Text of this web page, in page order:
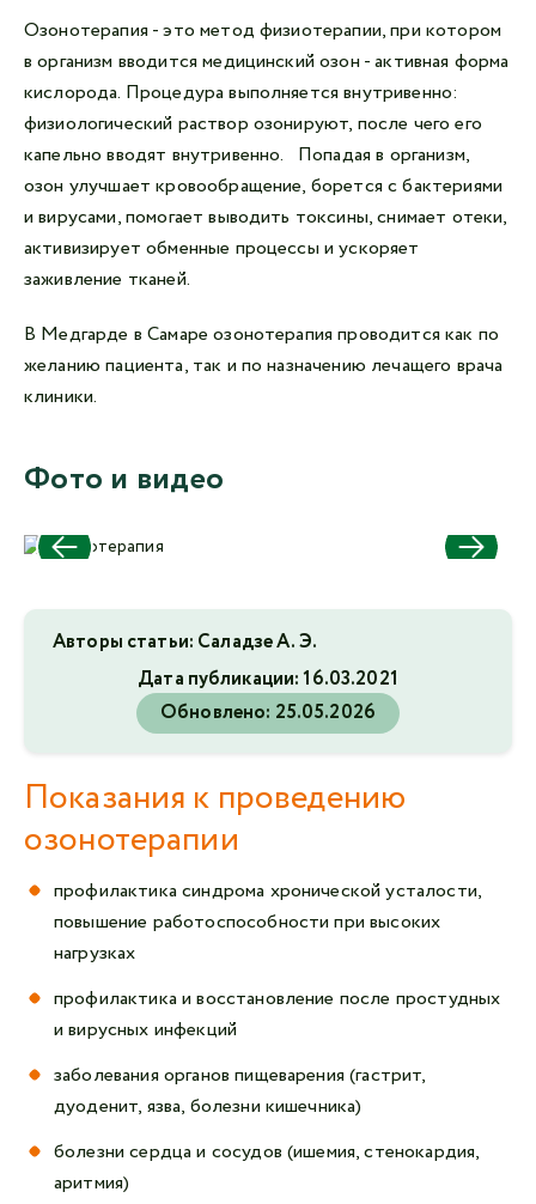
Озонотерапия - это метод физиотерапии, при котором
в организм вводится медицинский озон - активная форма
кислорода. Процедура выполняется внутривенно:
физиологический раствор озонируют, после чего его
капельно вводят внутривенно. Попадая в организм,
озон улучшает кровообращение, борется с бактериями
и вирусами, помогает выводить токсины, снимает отеки,
активизирует обменные процессы и ускоряет
заживление тканей.
В Медгарде в Самаре озонотерапия проводится как по
желанию пациента, так и по назначению лечащего врача
клиники.
Фото и видео
Авторы статьи: Саладзе А. Э.
Дата публикации:16.03.2021
Обновлено: 25.05.2026
Показания к проведению
озонотерапии
профилактика синдрома хронической усталости,
повышение работоспособности при высоких
нагрузках
профилактика и восстановление после простудных
и вирусных инфекций
заболевания органов пищеварения (гастрит,
дуоденит, язва, болезни кишечника)
болезни сердца и сосудов (ишемия, стенокардия,
аритмия)